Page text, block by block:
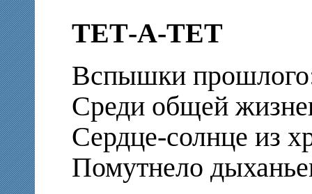
ТЕТ-А-ТЕТ
Вспышки
Среди общей
Сердце-солнце из
Помутнело